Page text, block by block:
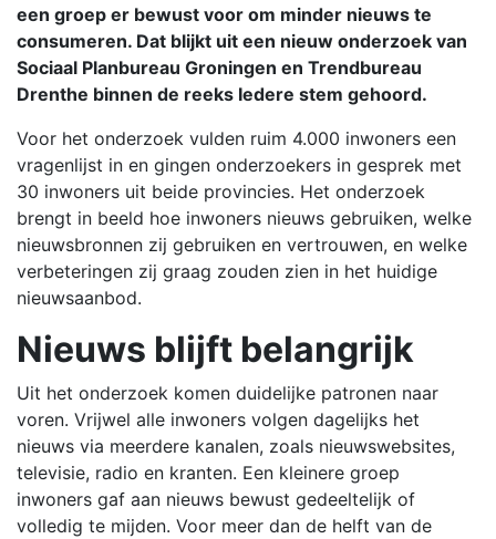
een groep er bewust voor om minder nieuws te
consumeren. Dat blijkt uit een nieuw onderzoek van
Sociaal Planbureau Groningen en Trendbureau
Drenthe binnen de reeks Iedere stem gehoord.
Voor het onderzoek vulden ruim 4.000 inwoners een
vragenlijst in en gingen onderzoekers in gesprek met
30 inwoners uit beide provincies. Het onderzoek
brengt in beeld hoe inwoners nieuws gebruiken, welke
nieuwsbronnen zij gebruiken en vertrouwen, en welke
verbeteringen zij graag zouden zien in het huidige
nieuwsaanbod.
Nieuws blijft belangrijk
Uit het onderzoek komen duidelijke patronen naar
voren. Vrijwel alle inwoners volgen dagelijks het
nieuws via meerdere kanalen, zoals nieuwswebsites,
televisie, radio en kranten. Een kleinere groep
inwoners gaf aan nieuws bewust gedeeltelijk of
volledig te mijden. Voor meer dan de helft van de